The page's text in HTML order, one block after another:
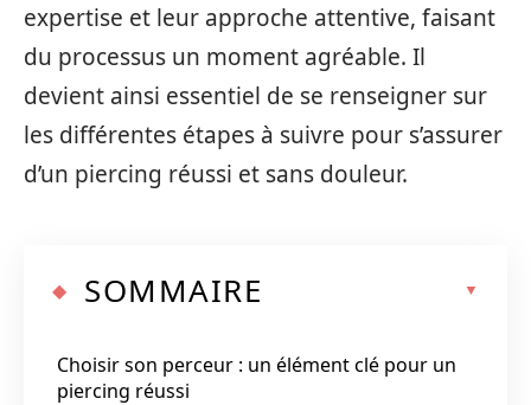
expertise et leur approche attentive, faisant
du processus un moment agréable. Il
devient ainsi essentiel de se renseigner sur
les différentes étapes à suivre pour s’assurer
d’un piercing réussi et sans douleur.
SOMMAIRE
Choisir son perceur : un élément clé pour un
piercing réussi